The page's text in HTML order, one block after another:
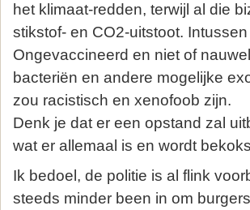
het klimaat-redden, terwijl al die
stikstof- en CO2-uitstoot.
Ongevaccineerd en niet of
bacteriën en andere mogelijke
zou racistisch en xenofoob zijn.
Denk je dat er een opstand zal
wat er allemaal is en wordt
Ik bedoel, de politie is al flink
steeds minder been in om